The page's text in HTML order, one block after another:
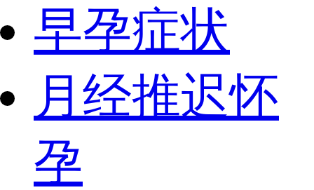
早孕症状
月经推迟怀
孕